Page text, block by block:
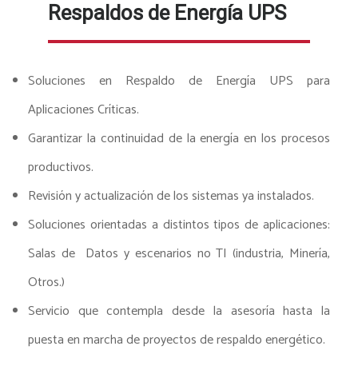
Respaldos de Energía UPS
Soluciones en Respaldo de Energía UPS para
Aplicaciones Críticas.
Garantizar la continuidad de la energía en los procesos
productivos.
Revisión y actualización de los sistemas ya instalados.
Soluciones orientadas a distintos tipos de aplicaciones:
Salas de Datos y escenarios no TI (industria, Minería,
Otros.)
Servicio que contempla desde la asesoría hasta la
puesta en marcha de proyectos de respaldo energético.